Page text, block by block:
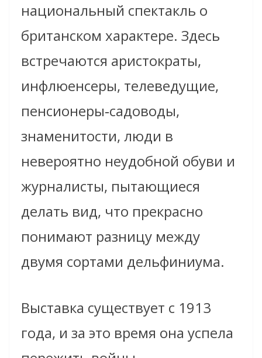
национальный спектакль о
британском характере. Здесь
встречаются аристократы,
инфлюенсеры, телеведущие,
пенсионеры‑садоводы,
знаменитости, люди в
невероятно неудобной обуви и
журналисты, пытающиеся
делать вид, что прекрасно
понимают разницу между
двумя сортами дельфиниума.
Выставка существует с 1913
года, и за это время она успела